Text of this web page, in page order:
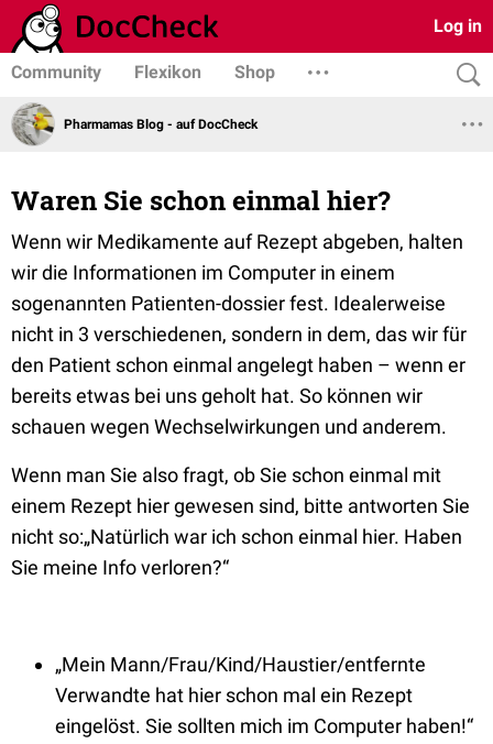
Log in
Community Flexikon Shop
Pharmamas Blog - auf DocCheck
Waren Sie schon einmal hier?
Wenn wir Medikamente auf Rezept abgeben, halten
wir die Informationen im Computer in einem
sogenannten Patienten-dossier fest. Idealerweise
nicht in 3 verschiedenen, sondern in dem, das wir für
den Patient schon einmal angelegt haben – wenn er
bereits etwas bei uns geholt hat. So können wir
schauen wegen Wechselwirkungen und anderem.
Wenn man Sie also fragt, ob Sie schon einmal mit
einem Rezept hier gewesen sind, bitte antworten Sie
nicht so:„Natürlich war ich schon einmal hier. Haben
Sie meine Info verloren?“
„Mein Mann/Frau/Kind/Haustier/entfernte
Verwandte hat hier schon mal ein Rezept
eingelöst. Sie sollten mich im Computer haben!“